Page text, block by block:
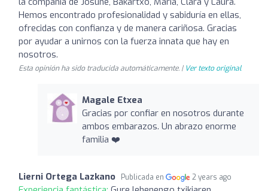
Hemos encontrado profesionalidad y sabiduría en ellas,
ofrecidas con confianza y de manera cariñosa. Gracias
por ayudar a unirnos con la fuerza innata que hay en
nosotros.
Esta opinión ha sido traducida automáticamente. | Ver texto original
Magale Etxea
Gracias por confiar en nosotros durante
ambos embarazos. Un abrazo enorme
familia ❤️
Lierni Ortega Lazkano Publicada en 2 years ago